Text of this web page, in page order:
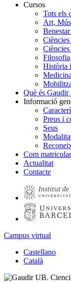
Navegación
principal
Gaudir
Cursos
Tots els
Art,
Història
Què és Gaudir
Informació
Preus i
Seus
Com
Actualitat
Contacte
Campus virtual
Castellano
Català